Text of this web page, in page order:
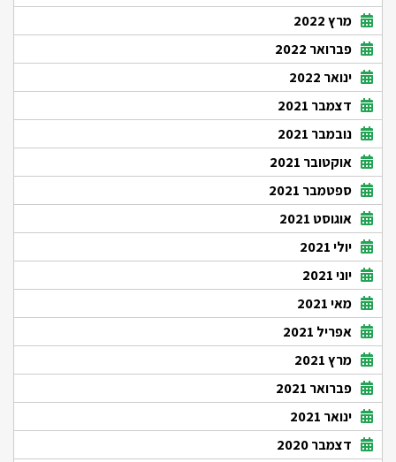
מרץ 2022
פברואר 2022
ינואר 2022
דצמבר 2021
נובמבר 2021
אוקטובר 2021
ספטמבר 2021
אוגוסט 2021
יולי 2021
יוני 2021
מאי 2021
אפריל 2021
מרץ 2021
פברואר 2021
ינואר 2021
דצמבר 2020